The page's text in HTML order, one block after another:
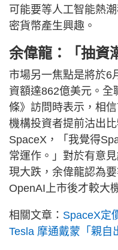
可能要等人工智能熱
密貨幣產生興趣。
余偉龍：「抽資
市場另一焦點是將於6
資額達862億美元。全
條》訪問時表示，相
機構投資者提前沽出
SpaceX，「我覺得
常運作。」對於有意
現大跌，余偉龍認為
OpenAI上市後才較大
相關文章： SpaceX定
Tesla 摩通戴蒙「親自